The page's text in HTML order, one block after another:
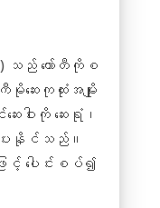
) သည် ကော်တီကိုစ
ကီမိုဆေးကုထုံးအမျိုး
ဝါးကို ဆေးရုံ၊
းနိုင်သည်။
ားဖြင့် ပေါင်းစပ်၍